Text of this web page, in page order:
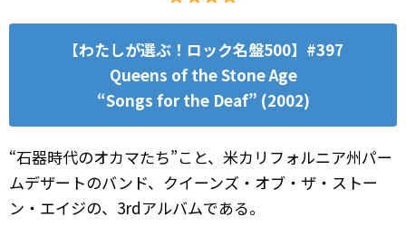
【わたしが選ぶ！ロック名盤500】#397
Queens of the Stone Age
“Songs for the Deaf” (2002)
“石器時代のオカマたち”こと、米カリフォルニア州パー
ムデザートのバンド、クイーンズ・オブ・ザ・ストー
ン・エイジの、3rdアルバムである。